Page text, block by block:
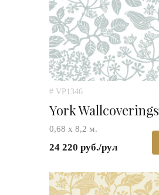
# VP1346
York Wallcoverings
0,68 х 8,2 м.
24 220 руб./рул